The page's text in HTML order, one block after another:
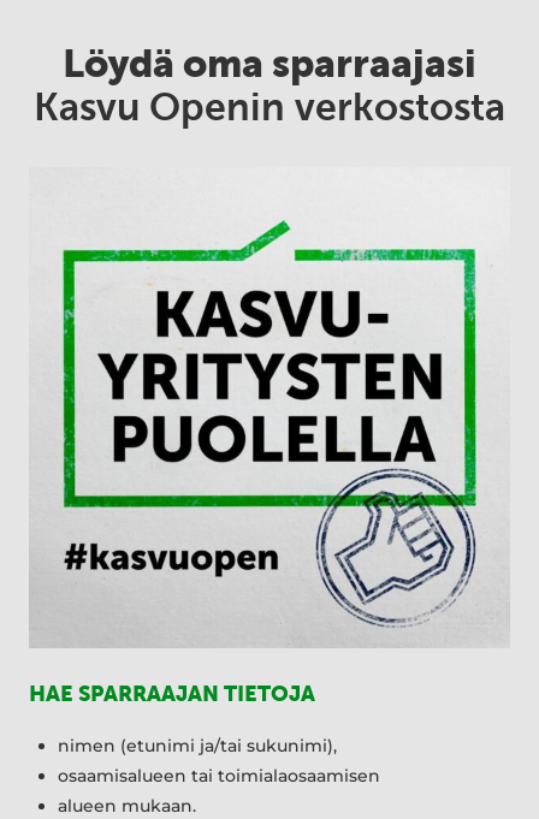
Löydä oma sparraajasi
Kasvu Openin verkostosta
HAE SPARRAAJAN TIETOJA
nimen (etunimi ja/tai sukunimi),
osaamisalueen tai toimialaosaamisen
alueen mukaan.